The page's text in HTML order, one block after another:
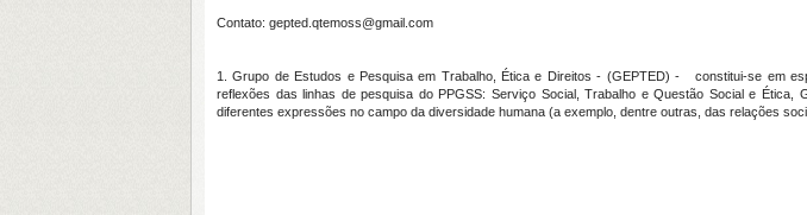
Contato: gepted.qtemoss@gmail.com
1. Grupo de Estudos e Pesquisa em Trabalho, Ética e Direitos - (GEPTED) - constitui-se em
reflexões das linhas de pesquisa do PPGSS: Serviço Social, Trabalho e Questão Social e
diferentes expressões no campo da diversidade humana (a exemplo, dentre outras, das relações